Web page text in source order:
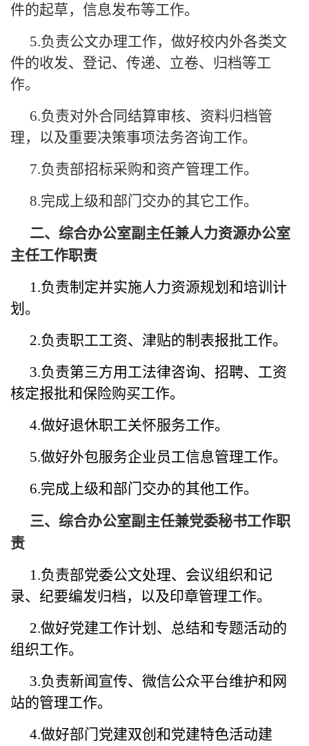
件的起草，信息发布等工作。
5.负责公文办理工作，做好校内外各类文
件的收发、登记、传递、立卷、归档等工
作。
6.负责对外合同结算审核、资料归档管
理，以及重要决策事项法务咨询工作。
7.负责部招标采购和资产管理工作。
8.完成上级和部门交办的其它工作。
二、综合办公室副主任兼人力资源办公室
主任工作职责
1.负责制定并实施人力资源规划和培训计
划。
2.负责职工工资、津贴的制表报批工作。
3.负责第三方用工法律咨询、招聘、工资
核定报批和保险购买工作。
4.做好退休职工关怀服务工作。
5.做好外包服务企业员工信息管理工作。
6.完成上级和部门交办的其他工作。
三、综合办公室副主任兼党委秘书工作职
责
1.负责部党委公文处理、会议组织和记
录、纪要编发归档，以及印章管理工作。
2.做好党建工作计划、总结和专题活动的
组织工作。
3.负责新闻宣传、微信公众平台维护和网
站的管理工作。
4.做好部门党建双创和党建特色活动建